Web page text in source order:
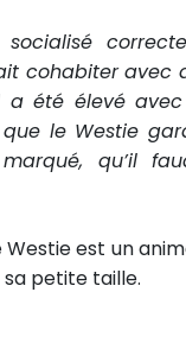
cohabiter avec
a été élevé avec
que le Westie
qu’il
Westie est un
petite taille.